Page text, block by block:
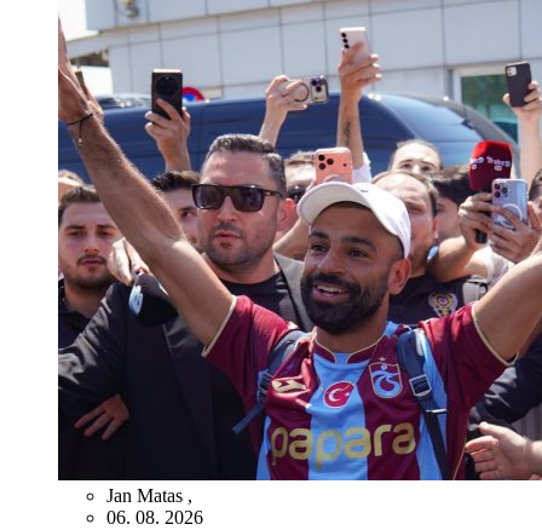
Jan Matas ,
06. 08. 2026